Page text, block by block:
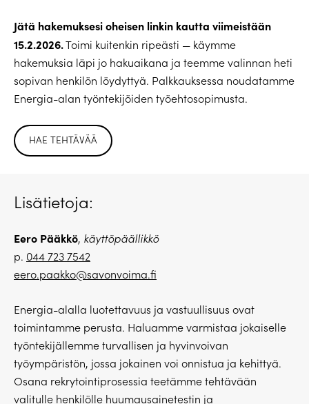
Jätä hakemuksesi oheisen linkin kautta viimeistään
15.2.2026.Toimi kuitenkin ripeästi — käymme
hakemuksia läpi jo hakuaikana ja teemme valinnan heti
sopivan henkilön löydyttyä. Palkkauksessa noudatamme
Energia-alan työntekijöiden työehtosopimusta.
HAE TEHTÄVÄÄ
Lisätietoja:
Eero Pääkkö, käyttöpäällikkö
p. 044 723 7542
eero.paakko@savonvoima.fi
Energia-alalla luotettavuus ja vastuullisuus ovat
toimintamme perusta. Haluamme varmistaa jokaiselle
työntekijällemme turvallisen ja hyvinvoivan
työympäristön, jossa jokainen voi onnistua ja kehittyä.
Osana rekrytointiprosessia teetämme tehtävään
valitulle henkilölle huumausainetestin ja